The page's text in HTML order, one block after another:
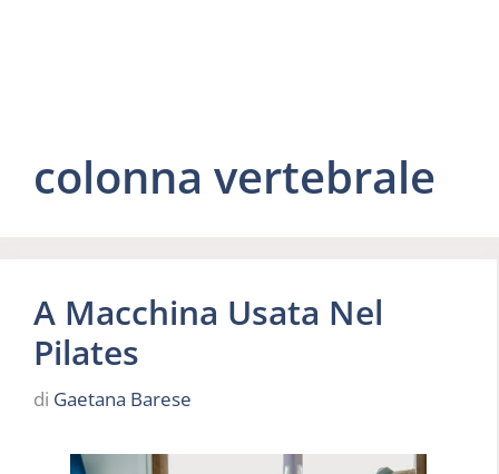
colonna vertebrale
A Macchina Usata Nel
Pilates
di Gaetana Barese